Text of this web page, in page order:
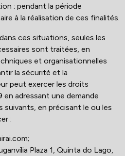
: pendant la période
à la réalisation de ces finalités.
ces situations, seules les
sont traitées, en
et organisationnelles
la sécurité et la
peut exercer les droits
adressant une demande
suivants, en précisant le ou les
:
Plaza 1, Quinta do Lago,